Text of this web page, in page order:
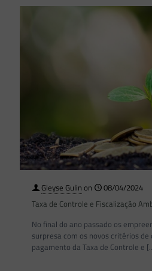
Gleyse Gulin on
08/04/2024
Taxa de Controle e Fiscalização
No final do ano passado os
surpresa com os novos critérios
pagamento da Taxa de Controle e